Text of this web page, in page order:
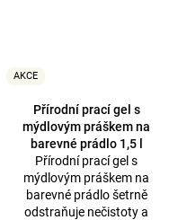
AKCE
Přírodní prací gel s
mýdlovým práškem na
barevné prádlo 1,5 l
Přírodní prací gel s
mýdlovým práškem na
barevné prádlo šetrně
odstraňuje nečistoty a